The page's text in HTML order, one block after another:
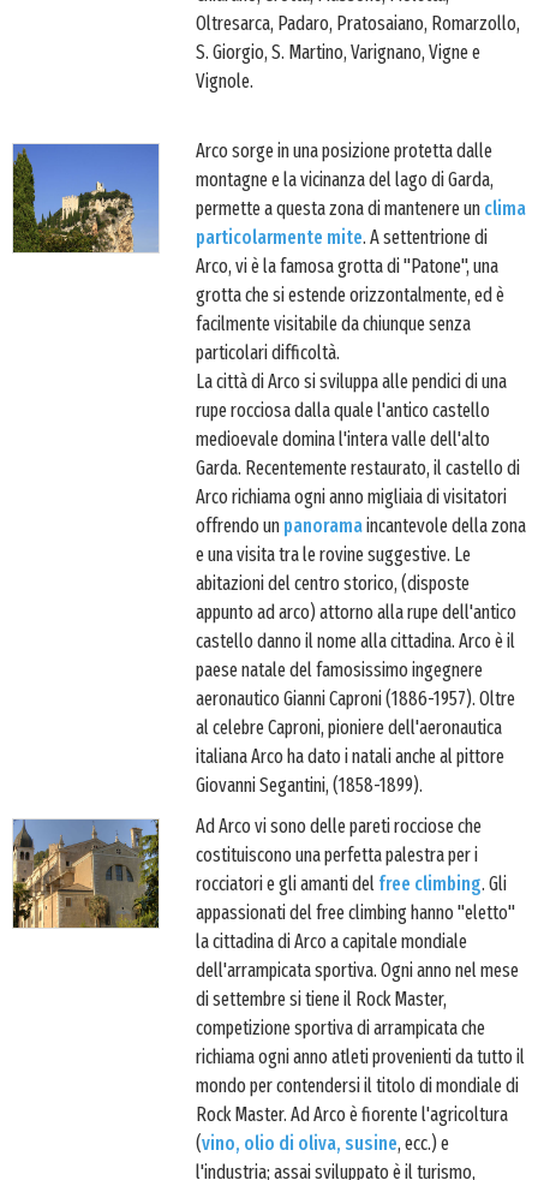
Oltresarca, Padaro, Pratosaiano, Romarzollo,
S. Giorgio, S. Martino, Varignano, Vigne e
Vignole.
Arco sorge in una posizione protetta dalle
montagne e la vicinanza del lago di Garda,
permette a questa zona di mantenere un clima
particolarmente mite. A settentrione di
Arco, vi è la famosa grotta di "Patone", una
grotta che si estende orizzontalmente, ed è
facilmente visitabile da chiunque senza
particolari difficoltà.
La città di Arco si sviluppa alle pendici di una
rupe rocciosa dalla quale l'antico castello
medioevale domina l'intera valle dell'alto
Garda. Recentemente restaurato, il castello di
Arco richiama ogni anno migliaia di visitatori
offrendo un panoramaincantevole della zona
e una visita tra le rovine suggestive. Le
abitazioni del centro storico, (disposte
appunto ad arco) attorno alla rupe dell'antico
castello danno il nome alla cittadina. Arco è il
paese natale del famosissimo ingegnere
aeronautico Gianni Caproni (1886-1957). Oltre
al celebre Caproni, pioniere dell'aeronautica
italiana Arco ha dato i natali anche al pittore
Giovanni Segantini, (1858-1899).
Ad Arco vi sono delle pareti rocciose che
costituiscono una perfetta palestra per i
rocciatori e gli amanti del free climbing. Gli
appassionati del free climbing hanno "eletto"
la cittadina di Arco a capitale mondiale
dell'arrampicata sportiva. Ogni anno nel mese
di settembre si tiene il Rock Master,
competizione sportiva di arrampicata che
richiama ogni anno atleti provenienti da tutto il
mondo per contendersi il titolo di mondiale di
Rock Master. Ad Arco è fiorente l'agricoltura
(vino, olio di oliva, susine, ecc.) e
l'industria; assai sviluppato è il turismo,